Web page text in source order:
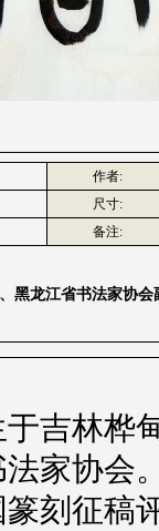
作者:
尺寸:
备注:
黑龙江省书法家协
吉林桦
法家协会
刻征稿